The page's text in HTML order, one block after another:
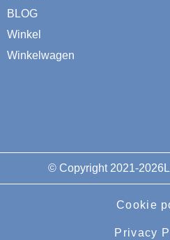
BLOG
Winkel
Winkelwagen
© Copyright 2021-
Cookie
Privacy